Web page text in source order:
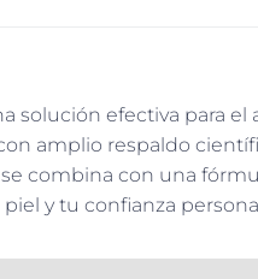
solución efectiva para
amplio respaldo
combina con una
y tu confianza